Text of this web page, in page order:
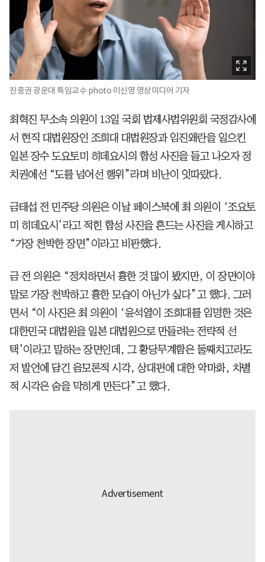
진중권 광운대 특임교수 photo 이신영 영상미디어 기자
최혁진 무소속 의원이 13일 국회 법제사법위원회 국정감사에
서 현직 대법원장인 조희대 대법원장과 임진왜란을 일으킨
일본 장수 도요토미 히데요시의 합성 사진을 들고 나오자 정
치권에선 “도를 넘어선 행위”라며 비난이 잇따랐다.
금태섭 전 민주당 의원은 이날 페이스북에 최 의원이 ‘조요토
미 히데요시’라고 적힌 합성 사진을 흔드는 사진을 게시하고
“가장 천박한 장면”이라고 비판했다.
금 전 의원은 “정치하면서 흉한 것 많이 봤지만, 이 장면이야
말로 가장 천박하고 흉한 모습이 아닌가 싶다”고 했다. 그러
면서 “이 사진은 최 의원이 ‘윤석열이 조희대를 임명한 것은
대한민국 대법원을 일본 대법원으로 만들려는 전략적 선
택’이라고 말하는 장면인데, 그 황당무계함은 둘째치고라도
저 발언에 담긴 음모론적 시각, 상대편에 대한 악마화, 차별
적 시각은 숨을 막히게 만든다”고 했다.